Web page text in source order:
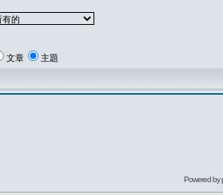
文章 主題
Powered by